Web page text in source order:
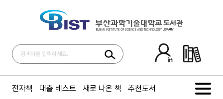
전자책 대출 베스트 새로 나온 책 추천도서